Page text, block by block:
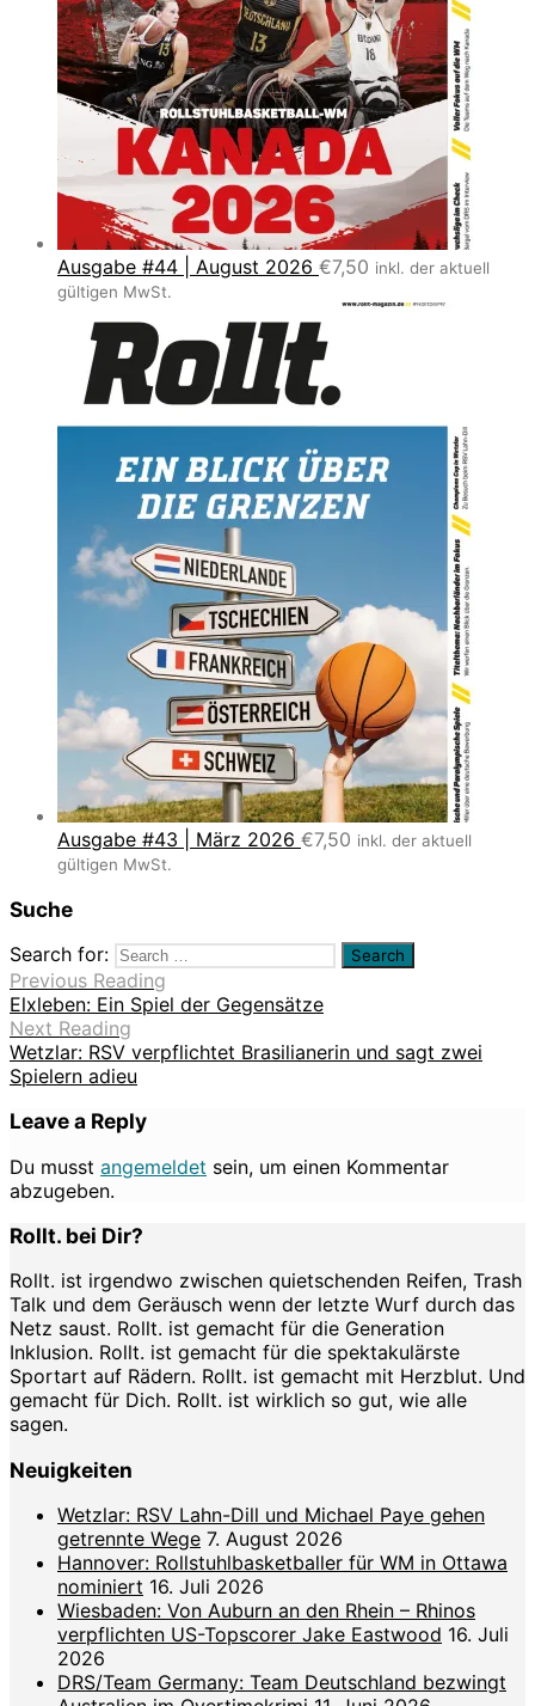
Ausgabe #44 | August 2026 €7,50 inkl. der aktuell
gültigen MwSt.
Ausgabe #43 | März 2026 €7,50 inkl. der aktuell
gültigen MwSt.
Suche
Search for:
Previous Reading
Elxleben: Ein Spiel der Gegensätze
Next Reading
Wetzlar: RSV verpflichtet Brasilianerin und sagt zwei
Spielern adieu
Leave a Reply
Du musst angemeldet sein, um einen Kommentar
abzugeben.
Rollt. bei Dir?
Rollt. ist irgendwo zwischen quietschenden Reifen, Trash
Talk und dem Geräusch wenn der letzte Wurf durch das
Netz saust. Rollt. ist gemacht für die Generation
Inklusion. Rollt. ist gemacht für die spektakulärste
Sportart auf Rädern. Rollt. ist gemacht mit Herzblut. Und
gemacht für Dich. Rollt. ist wirklich so gut, wie alle
sagen.
Neuigkeiten
Wetzlar: RSV Lahn-Dill und Michael Paye gehen
getrennte Wege 7. August 2026
Hannover: Rollstuhlbasketballer für WM in Ottawa
nominiert 16. Juli 2026
Wiesbaden: Von Auburn an den Rhein – Rhinos
verpflichten US-Topscorer Jake Eastwood 16. Juli
2026
DRS/Team Germany: Team Deutschland bezwingt